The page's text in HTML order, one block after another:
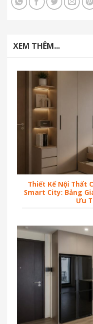
XEM THÊM...
Thiết Kế Nội Thất
Smart City: Bảng
Ưu